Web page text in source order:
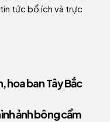
tức bổ ích và trực
hoa ban Tây Bắc
ảnh bông cẩm